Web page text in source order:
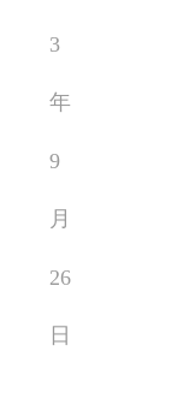
3
年
9
月
26
日